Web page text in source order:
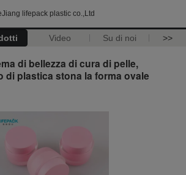
lifepack plastic co.,Ltd
Video Su di noi >>
di bellezza di cura di pelle,
di plastica stona la forma ovale